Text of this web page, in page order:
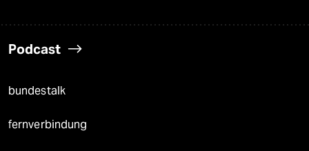
Podcast
bundestalk
fernverbindung